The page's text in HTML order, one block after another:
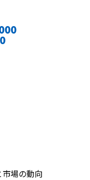
場の動向